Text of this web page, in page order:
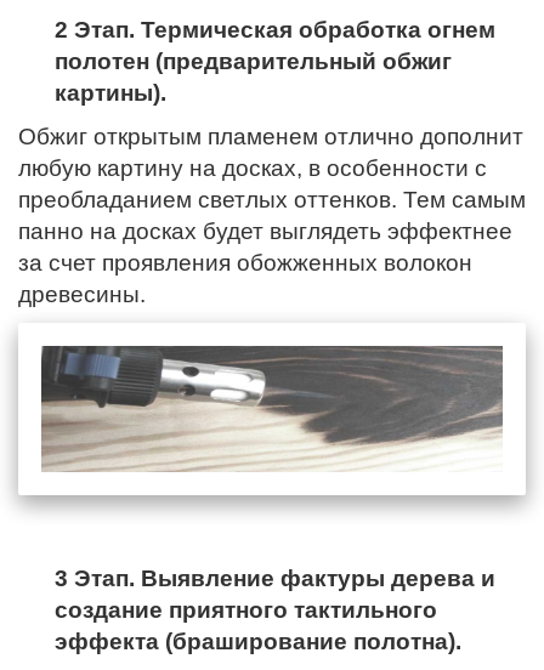
2 Этап. Термическая обработка огнем
полотен (предварительный обжиг
картины).
Обжиг открытым пламенем отлично дополнит
любую картину на досках, в особенности с
преобладанием светлых оттенков. Тем самым
панно на досках будет выглядеть эффектнее
за счет проявления обожженных волокон
древесины.
3 Этап. Выявление фактуры дерева и
создание приятного тактильного
эффекта (браширование полотна).